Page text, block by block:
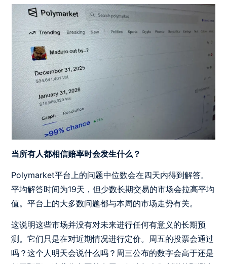
当所有人都相信赔率时会发生什么？
Polymarket平台上的问题中位数会在四天内得到解答。
平均解答时间为19天，但少数长期交易的市场会拉高平均
值。平台上的大多数问题都与本周的市场走势有关。
这说明这些市场并没有对未来进行任何有意义的长期预
测。它们只是在对近期情况进行定价。周五的投票会通过
吗？这个人明天会说什么吗？周三公布的数字会高于还是